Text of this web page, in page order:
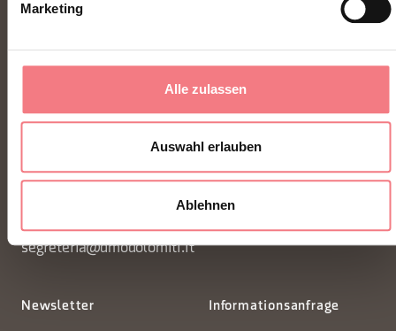
Marketing
Alle zulassen
Auswahl erlauben
Ablehnen
FONDAZIONE DMO DOLOMITI BELLUNESI
segreteria@dmodolomiti.it
Newsletter Informationsanfrage